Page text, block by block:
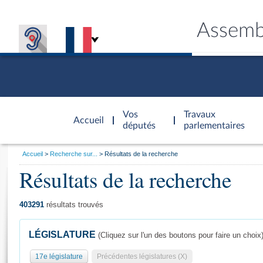
Accueil
d'accueil
Vos
députés
Travaux
parlementaires
Général
Vous
Accueil Recherche sur... Résultats de la recherche
Résultats de la recherche
403291 résultats trouvés
LÉGISLATURE (Cliquez sur l'un des boutons pour faire un choix)
17e législature Précédentes législatures (X)